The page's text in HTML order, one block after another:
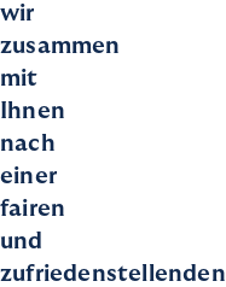
wir
zusammen
mit
Ihnen
nach
einer
fairen
und
zufriedenstellenden